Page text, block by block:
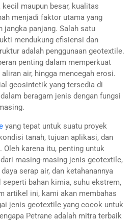
maupun besar, kualitas
menjadi faktor utama yang
jangka panjang. Salah satu
mendukung efisiensi dan
adalah penggunaan geotextile.
penting dalam memperkuat
air, hingga mencegah erosi.
geosintetik yang tersedia di
beragam jenis dengan fungsi
yang tepat untuk suatu proyek
tanah, tujuan aplikasi, dan
karena itu, penting untuk
masing-masing jenis geotextile,
serap air, dan ketahanannya
bahan kimia, suhu ekstrem,
artikel ini, kami akan membahas
jenis geotextile yang cocok untuk
Petrane adalah mitra terbaik